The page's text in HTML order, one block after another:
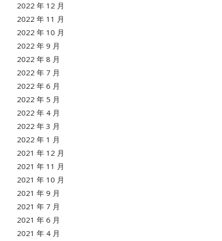
2022 年 12 月
2022 年 11 月
2022 年 10 月
2022 年 9 月
2022 年 8 月
2022 年 7 月
2022 年 6 月
2022 年 5 月
2022 年 4 月
2022 年 3 月
2022 年 1 月
2021 年 12 月
2021 年 11 月
2021 年 10 月
2021 年 9 月
2021 年 7 月
2021 年 6 月
2021 年 4 月